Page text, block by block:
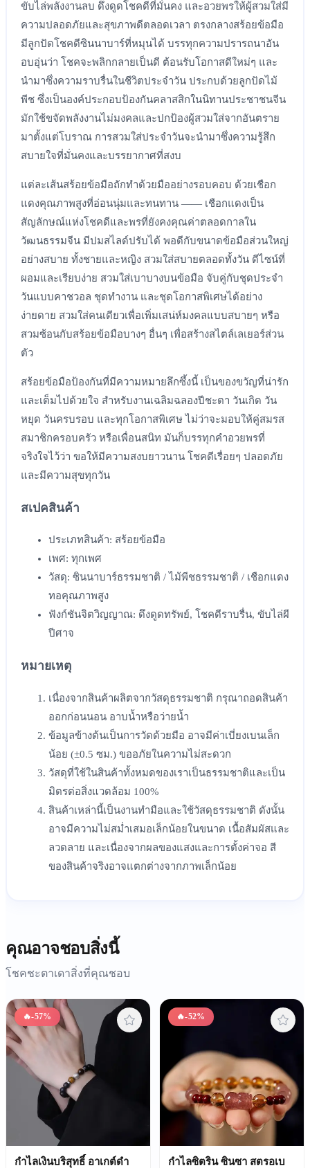
ขับไล่พลังงานลบ ดึงดูดโชคดีที่มั่นคง และอวยพรให้ผู้สวมใส่มี
ความปลอดภัยและสุขภาพดีตลอดเวลา ตรงกลางสร้อยข้อมือ
มีลูกปัดโชคดีซินนาบาร์ที่หมุนได้ บรรทุกความปรารถนาอัน
อบอุ่นว่า โชคจะพลิกกลายเป็นดี ต้อนรับโอกาสดีใหม่ๆ และ
นำมาซึ่งความราบรื่นในชีวิตประจำวัน ประกบด้วยลูกปัดไม้
พีช ซึ่งเป็นองค์ประกอบป้องกันคลาสสิกในนิทานประชาชนจีน
มักใช้ขจัดพลังงานไม่มงคลและปกป้องผู้สวมใส่จากอันตราย
มาตั้งแต่โบราณ การสวมใส่ประจำวันจะนำมาซึ่งความรู้สึก
สบายใจที่มั่นคงและบรรยากาศที่สงบ
แต่ละเส้นสร้อยข้อมือถักทำด้วยมืออย่างรอบคอบ ด้วยเชือก
แดงคุณภาพสูงที่อ่อนนุ่มและทนทาน —— เชือกแดงเป็น
สัญลักษณ์แห่งโชคดีและพรที่ยังคงคุณค่าตลอดกาลใน
วัฒนธรรมจีน มีปมสไลด์ปรับได้ พอดีกับขนาดข้อมือส่วนใหญ่
อย่างสบาย ทั้งชายและหญิง สวมใส่สบายตลอดทั้งวัน ดีไซน์ที่
ผอมและเรียบง่าย สวมใส่เบาบางบนข้อมือ จับคู่กับชุดประจำ
วันแบบคาชวอล ชุดทำงาน และชุดโอกาสพิเศษได้อย่าง
ง่ายดาย สวมใส่คนเดียวเพื่อเพิ่มเสน่ห์มงคลแบบสบายๆ หรือ
สวมซ้อนกับสร้อยข้อมือบางๆ อื่นๆ เพื่อสร้างสไตล์เลเยอร์ส่วน
ตัว
สร้อยข้อมือป้องกันที่มีความหมายลึกซึ้งนี้ เป็นของขวัญที่น่ารัก
และเต็มไปด้วยใจ สำหรับงานเฉลิมฉลองปีชะตา วันเกิด วัน
หยุด วันครบรอบ และทุกโอกาสพิเศษ ไม่ว่าจะมอบให้คู่สมรส
สมาชิกครอบครัว หรือเพื่อนสนิท มันก็บรรทุกคำอวยพรที่
จริงใจไว้ว่า ขอให้มีความสงบยาวนาน โชคดีเรื่อยๆ ปลอดภัย
และมีความสุขทุกวัน
สเปคสินค้า
ประเภทสินค้า: สร้อยข้อมือ
เพศ: ทุกเพศ
วัสดุ: ซินนาบาร์ธรรมชาติ / ไม้พีชธรรมชาติ / เชือกแดง
ทอคุณภาพสูง
ฟังก์ชันจิตวิญญาณ: ดึงดูดทรัพย์, โชคดีราบรื่น, ขับไล่ผี
ปีศาจ
หมายเหตุ
เนื่องจากสินค้าผลิตจากวัสดุธรรมชาติ กรุณาถอดสินค้า
ออกก่อนนอน อาบน้ำหรือว่ายน้ำ
ข้อมูลข้างต้นเป็นการวัดด้วยมือ อาจมีค่าเบี่ยงเบนเล็ก
น้อย (±0.5 ซม.) ขออภัยในความไม่สะดวก
วัสดุที่ใช้ในสินค้าทั้งหมดของเราเป็นธรรมชาติและเป็น
มิตรต่อสิ่งแวดล้อม 100%
สินค้าเหล่านี้เป็นงานทำมือและใช้วัสดุธรรมชาติ ดังนั้น
อาจมีความไม่สม่ำเสมอเล็กน้อยในขนาด เนื้อสัมผัสและ
ลวดลาย และเนื่องจากผลของแสงและการตั้งค่าจอ สี
ของสินค้าจริงอาจแตกต่างจากภาพเล็กน้อย
คุณอาจชอบสิ่งนี้
โชคชะตาเดาสิ่งที่คุณชอบ
🔥-57%
กำไลเงินบริสุทธิ์ อาเกต์ดำ
🔥-52%
กำไลซิตริน ซินซา สตรอเบ